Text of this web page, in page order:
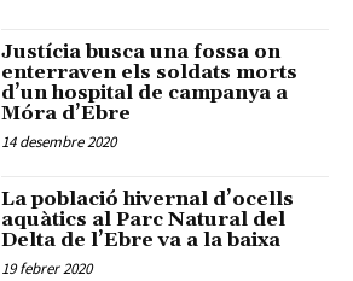
Justícia busca una fossa on
enterraven els soldats morts
d’un hospital de campanya a
Móra d’Ebre
14 desembre 2020
La població hivernal d’ocells
aquàtics al Parc Natural del
Delta de l’Ebre va a la baixa
19 febrer 2020